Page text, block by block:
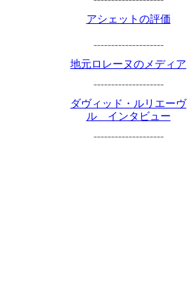
アシェットの評価
--------------------
地元ロレーヌのメディア
--------------------
ダヴィッド・ルリエーヴ
ル インタビュー
--------------------